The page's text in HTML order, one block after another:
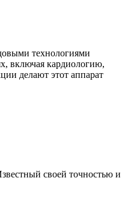
технологиями
включая кардиологию,
делают этот аппарат
своей точностью и